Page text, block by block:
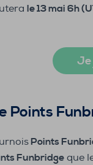
le 13 mai 6h
Je
Points
Points
Funbridge que